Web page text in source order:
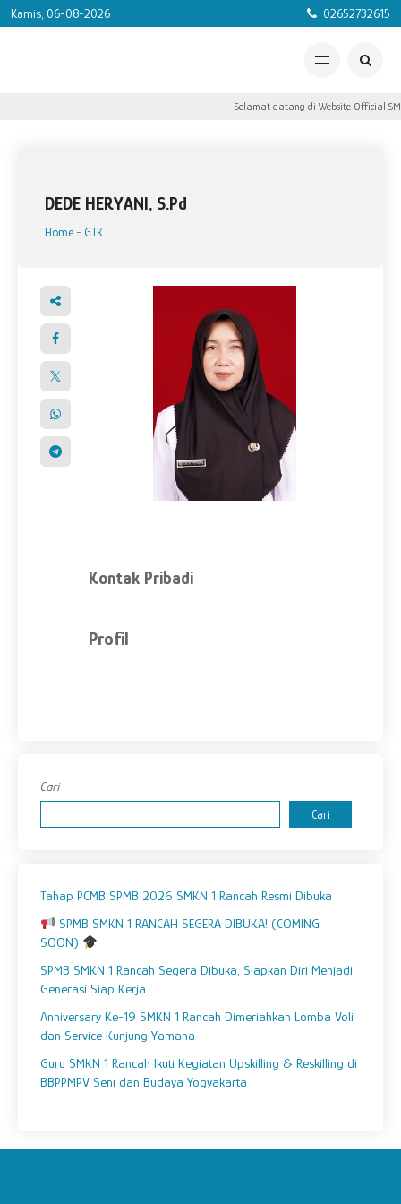
Kamis, 06-08-2026 02652732615
Selamat datang di Website Official
DEDE HERYANI, S.Pd
Home - GTK
Kontak Pribadi
Profil
Cari
Cari
Tahap PCMB SPMB 2026 SMKN 1 Rancah Resmi Dibuka
SPMB SMKN 1 RANCAH SEGERA DIBUKA! (COMING
SOON)
SPMB SMKN 1 Rancah Segera Dibuka, Siapkan Diri Menjadi
Generasi Siap Kerja
Anniversary Ke-19 SMKN 1 Rancah Dimeriahkan Lomba Voli
dan Service Kunjung Yamaha
Guru SMKN 1 Rancah Ikuti Kegiatan Upskilling & Reskilling di
BBPPMPV Seni dan Budaya Yogyakarta